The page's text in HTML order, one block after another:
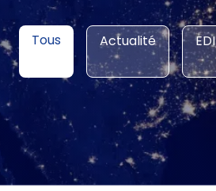
Tous Actualité EDI